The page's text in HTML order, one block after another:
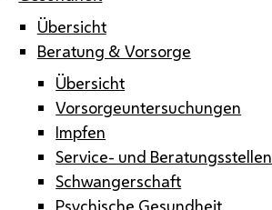
Übersicht
Beratung & Vorsorge
Übersicht
Vorsorgeuntersuchungen
Impfen
Service- und Beratungsstellen
Schwangerschaft
Psychische Gesundheit